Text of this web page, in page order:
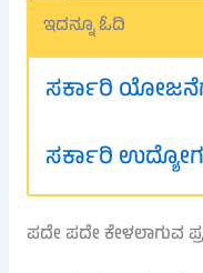
ಇದನ್ನೂ ಓದಿ
ಸರ್ಕಾರಿ
ಸರ್ಕಾರಿ
ಪದೇ ಪದೇ ಕೇಳಲಾಗುವ